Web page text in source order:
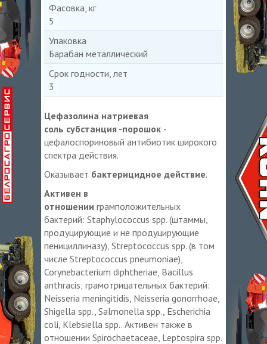
Фасовка, кг
5
Упаковка
Барабан металлический
Срок годности, лет
3
Цефазолина натриевая
соль субстанция -порошок -
цефалоспориновый антибиотик широкого
спектра действия.
Оказывает бактерицидное действие.
Активен в
отношении грамположительных
бактерий: Staphylococcus spp. (штаммы,
продуцирующие и не продуцирующие
пенициллиназу), Streptococcus spp. (в том
числе Streptococcus pneumoniaе),
Corynebacterium diphtheriae, Bacillus
anthracis; грамотрицательных бактерий:
Neissеria meningitidis, Neisseria gonorrhoae,
Shigella spp., Salmonella spp., Escherichia
coli, Klebsiella spp.. Активен также в
отношении Spirochaetаceae, Leptospira spp.